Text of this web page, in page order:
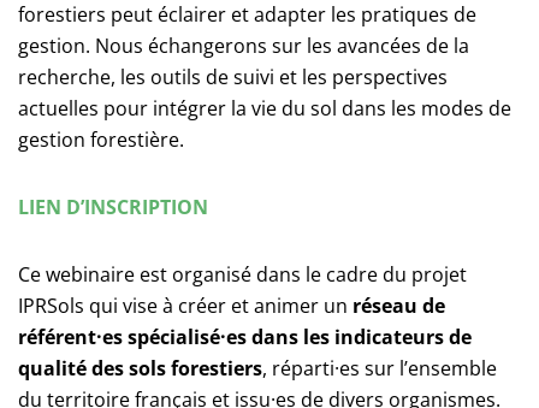
forestiers peut éclairer et adapter les pratiques de
gestion. Nous échangerons sur les avancées de la
recherche, les outils de suivi et les perspectives
actuelles pour intégrer la vie du sol dans les modes de
gestion forestière.
LIEN D’INSCRIPTION
Ce webinaire est organisé dans le cadre du projet
IPRSols qui vise à créer et animer un réseau de
référent·es spécialisé·es dans les indicateurs de
qualité des sols forestiers, réparti·es sur l’ensemble
du territoire français et issu·es de divers organismes.